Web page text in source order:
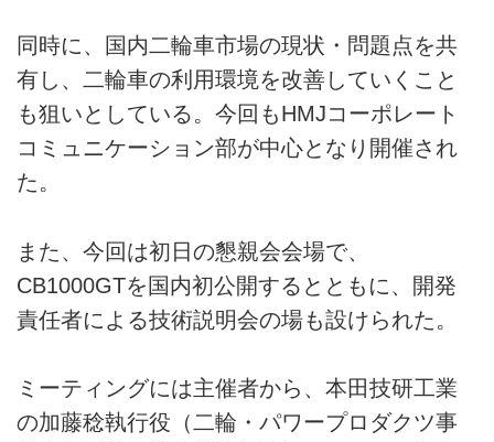
同時に、国内二輪車市場の現状・問題点を共
有し、二輪車の利用環境を改善していくこと
も狙いとしている。今回もHMJコーポレート
コミュニケーション部が中心となり開催され
た。
また、今回は初日の懇親会会場で、
CB1000GTを国内初公開するとともに、開発
責任者による技術説明会の場も設けられた。
ミーティングには主催者から、本田技研工業
の加藤稔執行役（二輪・パワープロダクツ事